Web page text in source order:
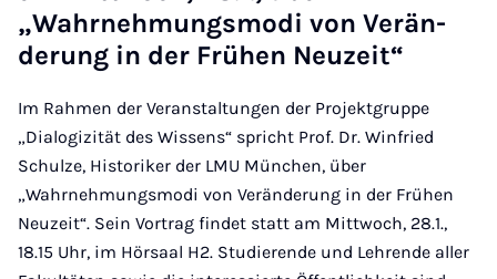
„Wahrnehmungs­modi von Ver­än­
der­ung in der Frühen Neuzeit“
Im Rahmen der Veranstaltungen der Projektgruppe
„Dialogizität des Wissens“ spricht Prof. Dr. Winfried
Schulze, Historiker der LMU München, über
„Wahrnehmungsmodi von Veränderung in der Frühen
Neuzeit“. Sein Vortrag findet statt am Mittwoch, 28.1.,
18.15 Uhr, im Hörsaal H2. Studierende und Lehrende aller